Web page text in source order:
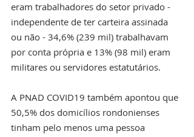
eram trabalhadores do setor privado -
independente de ter carteira assinada
ou não - 34,6% (239 mil) trabalhavam
por conta própria e 13% (98 mil) eram
militares ou servidores estatutários.
A PNAD COVID19 também apontou que
50,5% dos domicílios rondonienses
tinham pelo menos uma pessoa